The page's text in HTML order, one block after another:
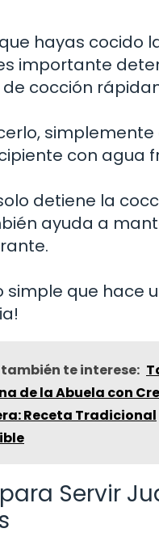
hayas cocido
importante
cocción
con agua
detiene la
ayuda a
simple que hace
te interese:
de la Abuela con
Receta Tradicional
Servir